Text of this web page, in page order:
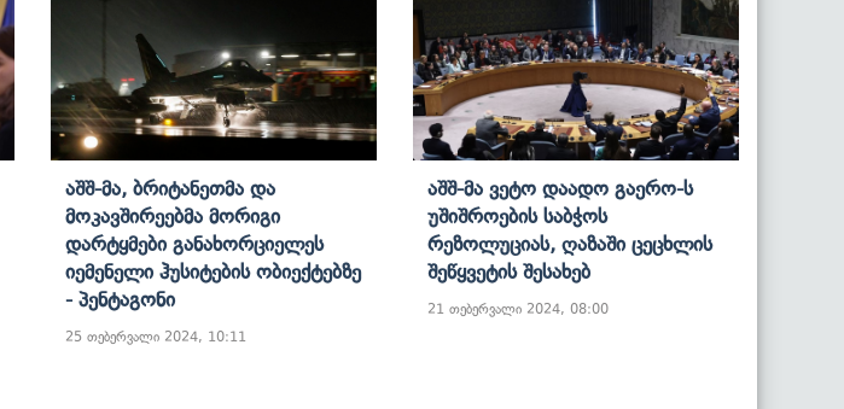
Აშშ-Მა, Ბრიტანეთმა Და
Მოკავშირეებმა Მორიგი
Დარტყმები Განახორციელეს
Იემენელი Ჰუსიტების Ობიექტებზე
- Პენტაგონი
25 თებერვალი 2024, 10:11
Აშშ-Მა Ვეტო Დაადო Გაერო-Ს
Უშიშროების Საბჭოს
Რეზოლუციას, Ღაზაში Ცეცხლის
Შეწყვეტის Შესახებ
21 თებერვალი 2024, 08:00